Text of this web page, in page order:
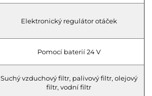
Elektronický regulátor otáček
Pomocí baterií 24 V
Suchý vzduchový filtr, palivový filtr, olejový
filtr, vodní filtr